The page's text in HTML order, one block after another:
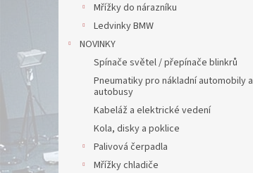
Mřížky do nárazníku
Ledvinky BMW
NOVINKY
Spínače světel / přepínače blinkrů
Pneumatiky pro nákladní automobily a
autobusy
Kabeláž a elektrické vedení
Kola, disky a poklice
Palivová čerpadla
Mřížky chladiče